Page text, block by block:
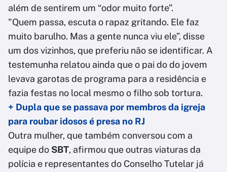
além de sentirem um “odor muito forte”.
"Quem passa, escuta o rapaz gritando. Ele faz
muito barulho. Mas a gente nunca viu ele”, disse
um dos vizinhos, que preferiu não se identificar. A
testemunha relatou ainda que o pai do do jovem
levava garotas de programa para a residência e
fazia festas no local mesmo o filho sob tortura.
+ Dupla que se passava por membros da igreja
para roubar idosos é presa no RJ
Outra mulher, que também conversou com a
equipe do SBT, afirmou que outras viaturas da
polícia e representantes do Conselho Tutelar já